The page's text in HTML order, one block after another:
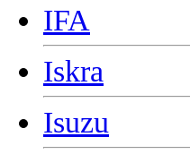
IFA
Iskra
Isuzu